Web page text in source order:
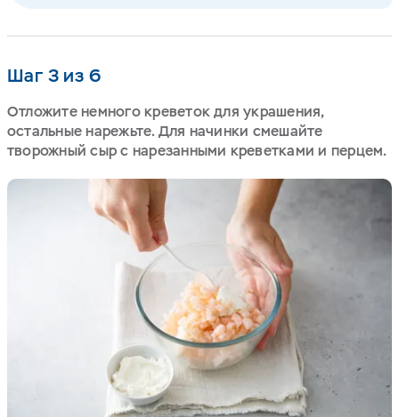
Шаг 3 из 6
Отложите немного креветок для украшения,
остальные нарежьте. Для начинки смешайте
творожный сыр с нарезанными креветками и перцем.